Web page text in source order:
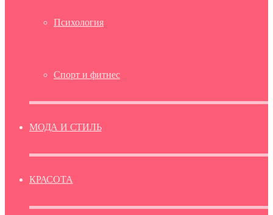
Психология
Спорт и фитнес
МОДА И СТИЛЬ
КРАСОТА